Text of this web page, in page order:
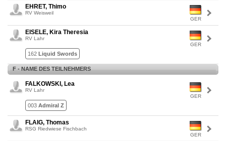
GER
EHRET, Thimo
RV Weisweil
GER
EISELE, Kira Theresia
RV Lahr
162 Liquid Swords
F - NAME DES TEILNEHMERS
GER
FALKOWSKI, Lea
RV Lahr
003 Admiral Z
GER
FLAIG, Thomas
RSG Riedwiese Fischbach